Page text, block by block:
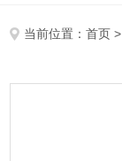
当前位置：首页 >